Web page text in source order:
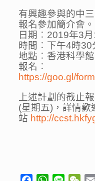
有興趣參與的中
報名參加簡介會。
日期︰2019年3月
時間︰下午4時
地點︰香港科學
報名︰
https://goo.gl/
上述計劃的截止
(星期五)，詳情歡
站 http://